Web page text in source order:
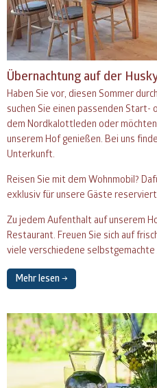
Übernachtung auf der
Haben Sie vor, diesen Sommer
suchen Sie einen passenden Start-
dem Nordkalottleden oder
unserem Hof genießen. Bei uns
Unterkunft.
Reisen Sie mit dem Wohnmobil?
exklusiv für unsere Gäste
Zu jedem Aufenthalt auf unserem
Restaurant. Freuen Sie sich auf
viele verschiedene
Mehr lesen →